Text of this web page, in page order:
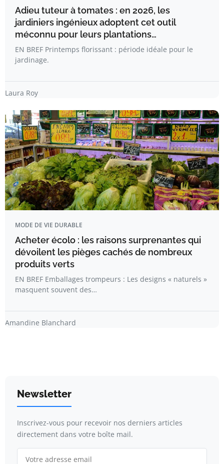
Adieu tuteur à tomates : en 2026, les
jardiniers ingénieux adoptent cet outil
méconnu pour leurs plantations…
EN BREF Printemps florissant : période idéale pour le
jardinage.
Laura Roy
MODE DE VIE DURABLE
Acheter écolo : les raisons surprenantes qui
dévoilent les pièges cachés de nombreux
produits verts
EN BREF Emballages trompeurs : Les designs « naturels »
masquent souvent des…
Amandine Blanchard
Newsletter
Inscrivez-vous pour recevoir nos derniers articles
directement dans votre boîte mail.